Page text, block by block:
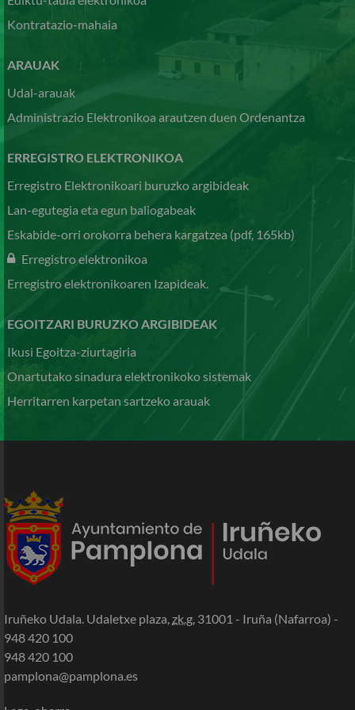
Kontratazio-mahaia
ARAUAK
Udal-arauak
Administrazio Elektronikoa arautzen duen Ordenantza
ERREGISTRO ELEKTRONIKOA
Erregistro Elektronikoari buruzko argibideak
Lan-egutegia eta egun baliogabeak
Eskabide-orri orokorra behera kargatzea (pdf, 165kb)
Erregistro elektronikoa
Erregistro elektronikoaren Izapideak.
EGOITZARI BURUZKO ARGIBIDEAK
Ikusi Egoitza-ziurtagiria
Onartutako sinadura elektronikoko sistemak
Herritarren karpetan sartzeko arauak
Iruñeko Udala. Udaletxe plaza,zk.g. 31001 - Iruña (Nafarroa) -
948 420 100
948 420 100
pamplona@pamplona.es